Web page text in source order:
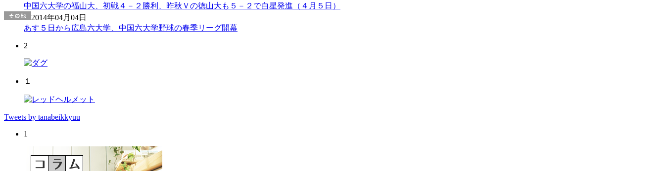
中国六大学の福山大、初戦４－２勝利、昨秋Ｖの徳山大も５－２で白星発進（４月５日）
2014年04月04日
あす５日から広島六大学、中国六大学野球の春季リーグ開幕
2
１
Tweets by tanabeikkyuu
1